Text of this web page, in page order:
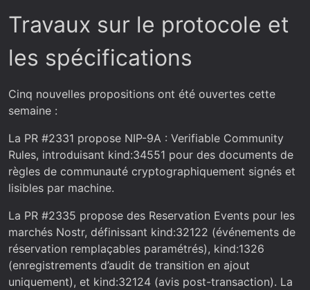
Travaux sur le protocole et
les spécifications
Cinq nouvelles propositions ont été ouvertes cette
semaine :
La PR #2331 propose NIP-9A : Verifiable Community
Rules, introduisant kind:34551 pour des documents de
règles de communauté cryptographiquement signés et
lisibles par machine.
La PR #2335 propose des Reservation Events pour les
marchés Nostr, définissant kind:32122 (événements de
réservation remplaçables paramétrés), kind:1326
(enregistrements d’audit de transition en ajout
uniquement), et kind:32124 (avis post-transaction). La